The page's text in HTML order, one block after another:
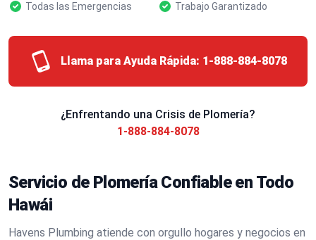
Todas las Emergencias
Trabajo Garantizado
Llama para Ayuda Rápida: 1-888-884-8078
¿Enfrentando una Crisis de Plomería?
1-888-884-8078
Servicio de Plomería Confiable en Todo
Hawái
Havens Plumbing atiende con orgullo hogares y negocios en